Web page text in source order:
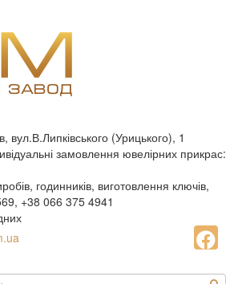
вул.В.Липківського (Урицького), 1
замовлення ювелірних прикрас:
годинників, виготовлення ключів,
+38 066 375 4941